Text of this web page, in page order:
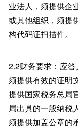
业法人，须提供企
或其他组织，须提
构代码证扫描件。
2.2财务要求：应答
须提供有效的证明
提供国家税务总局
局出具的一般纳税
须提供加盖公章的